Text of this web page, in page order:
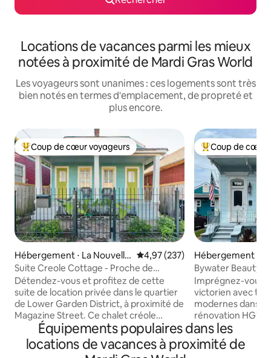
Locations de vacances parmi les mieux
notées à proximité de Mardi Gras World
Les voyageurs sont unanimes : ces logements sont très
bien notés en termes d'emplacement, de propreté et
plus encore.
Coups de cœur voyageurs les plus appréciés
Coup de cœur voyageurs
Hébergement ⋅ La Nouvelle
-Orléans
Évaluation moyenne sur la
4,97 (237)
Suite Creole Cottage - Proche de
Magazine Street
Détendez-vous et profitez de cette
suite de location privée dans le quartier
de Lower Garden District, à proximité de
Magazine Street. Ce chalet créole
classique entièrement rénové dispose
de hauts plafonds de 14 pieds, d'un
plancher en pin, d'un lit King Size très
Coups de cœur
Coup de cœur
Hébergement ⋅
-Orléans
Bywater Beauty -
présentée sur
Imprégnez-vous
victorien avec
modernes dans
rénovation HGTV
télévision New
Beauty sur
grand porche
Équipements populaires dans les
locations de vacances à proximité de